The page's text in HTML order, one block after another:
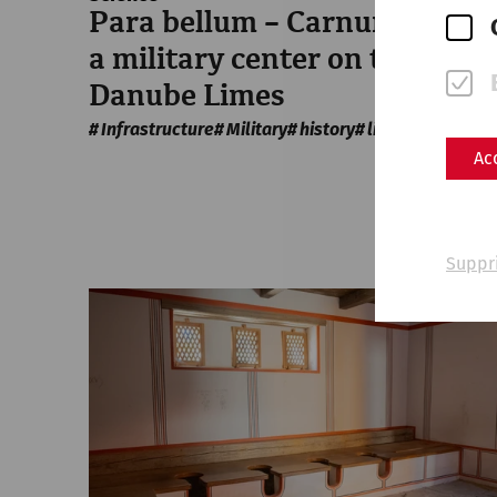
Para bellum – Carnuntum as
a military center on the
Danube Limes
Infrastructure Military history limes